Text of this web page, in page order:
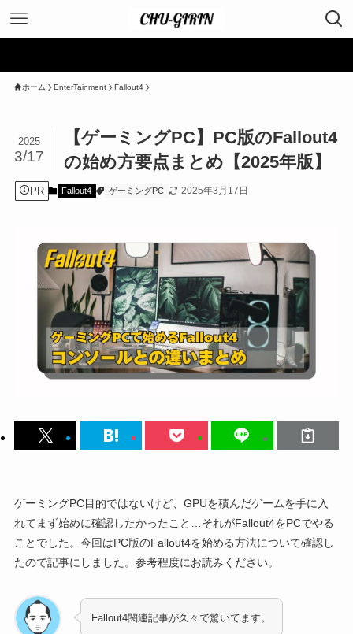
ホーム EnterTainment Fallout4
【ゲーミングPC】PC版のFallout4
の始め方要点まとめ【2025年版】
2025
3/17
PR Fallout4 ゲーミングPC 2025年3月17日
ゲーミングPC目的ではないけど、GPUを積んだゲームを手に入
れてまず始めに確認したかったこと…それがFallout4をPCでやる
ことでした。今回はPC版のFallout4を始める方法について確認し
たので記事にしました。参考程度にお読みください。
Fallout4関連記事が久々で驚いてます。